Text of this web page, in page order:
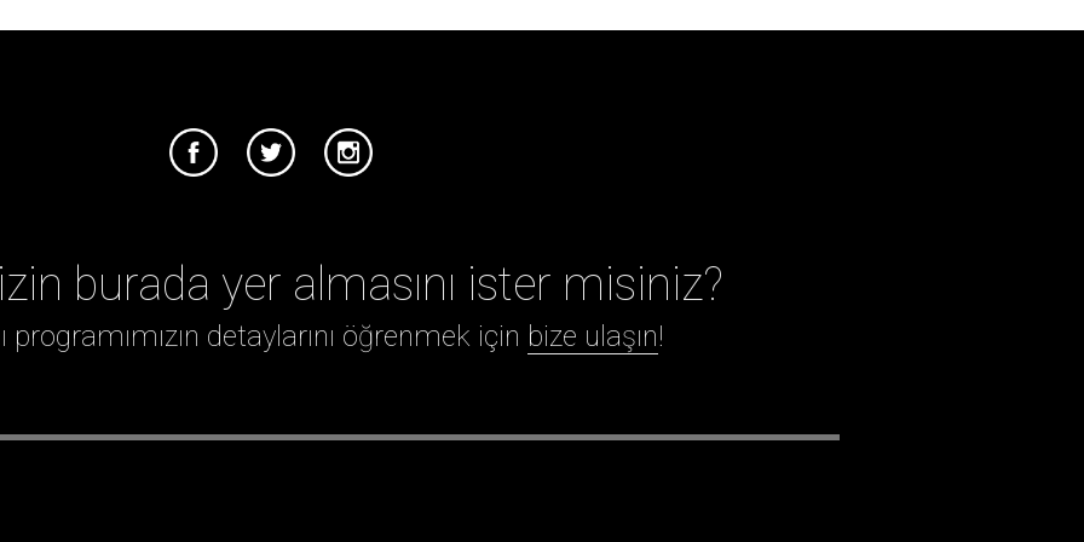
burada yer almasını ister misiniz?
programımızın detaylarını öğrenmek için bize ulaşın!